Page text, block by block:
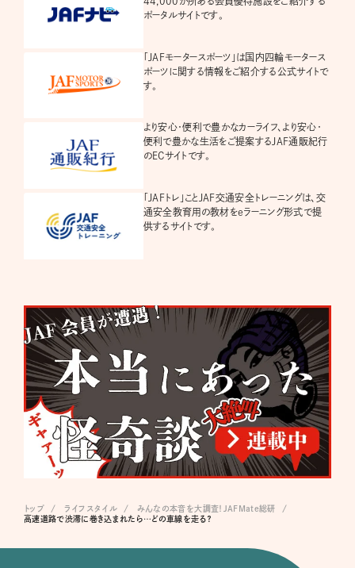
ポータルサイトです。
「JAFモータースポーツ」は国内四輪モータース
ポーツに関する情報をご紹介する公式サイトで
す。
より安心・便利で豊かなカーライフ、より安心・
便利で豊かな生活をご提案するJAF通販紀行
のECサイトです。
「JAFトレ」ことJAF交通安全トレーニングは、交
通安全教育用の教材をeラーニング形式で提
供するサイトです。
トップ ライフスタイル
みんなの本音を大調査！JAFMate総研
高速道路で渋滞に巻き込まれたら…どの車線を走る？